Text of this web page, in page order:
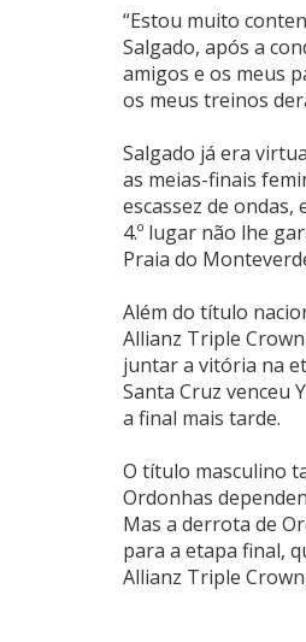
“Estou muito
Salgado, após a
amigos e os meus
os meus treinos
Salgado já era
as meias-finais
escassez de
4.º lugar não lhe
Praia do
Além do título
Allianz Triple
juntar a vitória na
Santa Cruz venceu
a final mais tarde.
O título masculino
Ordonhas
Mas a derrota de
para a etapa final,
Allianz Triple